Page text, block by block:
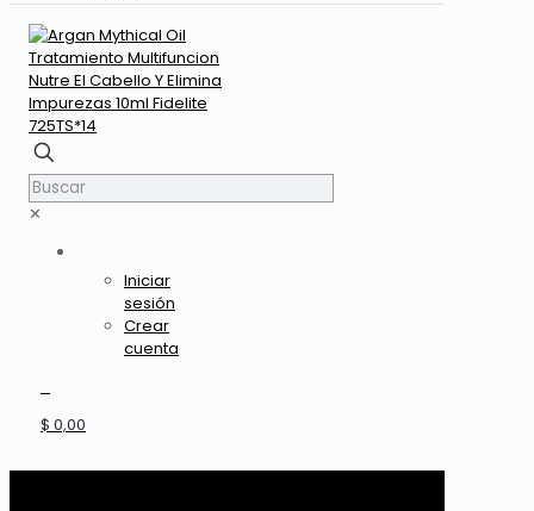
✕
Iniciar
sesión
Crear
cuenta
$ 0,00